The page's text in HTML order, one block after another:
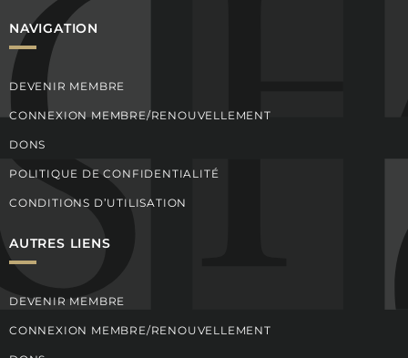
NAVIGATION
DEVENIR MEMBRE
CONNEXION MEMBRE/RENOUVELLEMENT
DONS
POLITIQUE DE CONFIDENTIALITÉ
CONDITIONS D’UTILISATION
AUTRES LIENS
DEVENIR MEMBRE
CONNEXION MEMBRE/RENOUVELLEMENT